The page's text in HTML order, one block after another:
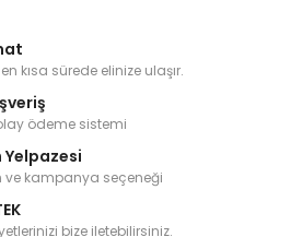
kısa sürede elinize ulaşır.
ödeme sistemi
Yelpazesi
ve kampanya seçeneği
bize iletebilirsiniz.